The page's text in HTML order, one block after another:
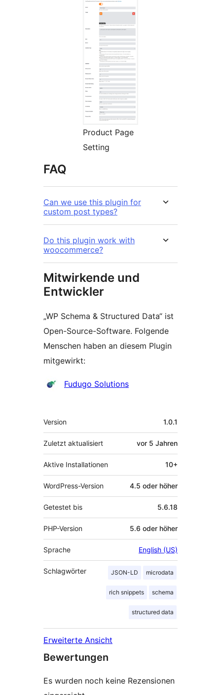
Product Page
Setting
FAQ
Can we use this plugin for
custom post types?
Do this plugin work with
woocommerce?
Mitwirkende und
Entwickler
„WP Schema & Structured Data“ ist
Open-Source-Software. Folgende
Menschen haben an diesem Plugin
mitgewirkt:
Mitwirkende
Fudugo Solutions
Meta
Version 1.0.1
Zuletzt aktualisiert vor 5 Jahren
Aktive Installationen 10+
WordPress-Version 4.5 oder höher
Getestet bis 5.6.18
PHP-Version 5.6 oder höher
Sprache English (US)
Schlagwörter JSON-LD microdata
rich snippets schema
structured data
Erweiterte Ansicht
Bewertungen
Es wurden noch keine Rezensionen